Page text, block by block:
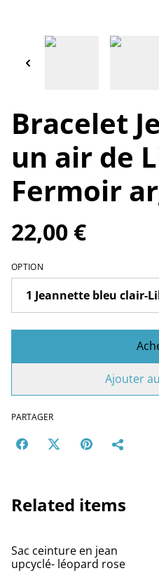
Bracelet
un air de
Fermoir
22,00 €
OPTION
Ajouter
PARTAGER
Related items
Sac ceinture en jean
upcyclé- léopard rose